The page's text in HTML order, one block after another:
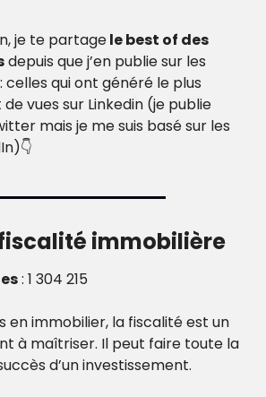
je te partage le best of des
depuis que j’en publie sur les
celles qui ont généré le plus
vues sur Linkedin (je publie
mais je me suis basé sur les
fiscalité immobilière
: 1 304 215
en immobilier, la fiscalité est un
à maîtriser. Il peut faire toute la
d’un investissement.